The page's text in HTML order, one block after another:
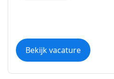
Bekijk vacature